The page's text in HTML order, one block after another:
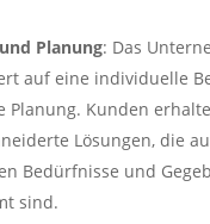
Planung: Das
auf eine individuelle
Planung. Kunden
Lösungen, die
Bedürfnisse und
sind.